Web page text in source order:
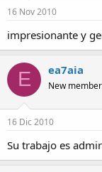
16 Nov 2010
impresionante y
E ea7aia
New member
16 Dic 2010
Su trabajo es